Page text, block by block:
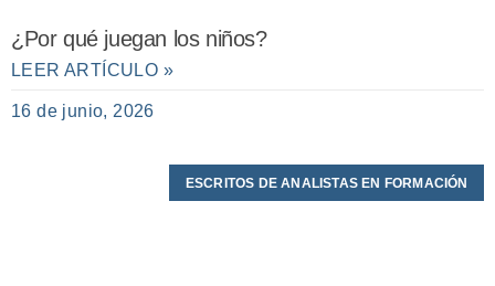
¿Por qué juegan los niños?
LEER ARTÍCULO »
16 de junio, 2026
ESCRITOS DE ANALISTAS EN FORMACIÓN